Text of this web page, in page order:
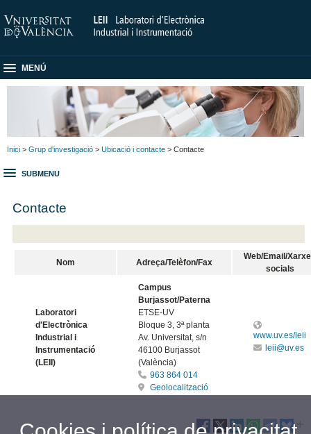
MENÚ
Inici > Grup d'investigació > Ubicació i contacte > Contacte
SUBMENU
Contacte
Nom Adreça/Telèfon/Fax
Web/Email/
socials
Laboratori
d'Electrònica
Industrial i
Instrumentació
(LEII)
Campus
Burjassot/Paterna
ETSE-UV
Bloque 3, 3ª planta
Av. Universitat, s/n
46100 Burjassot
(València)
963 864 014
Geolocalització
www.uv.es/leii
leii@uv.es